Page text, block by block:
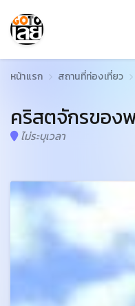
หน้าแรก สถานที่ท่องเที่ยว
คริสตจักรของ
ไม่ระบุเวลา